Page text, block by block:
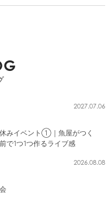
2027.07.06
休みイベント①｜魚屋がつく
で1つ1つ作るライブ感
2026.08.08